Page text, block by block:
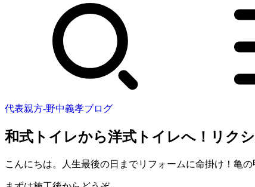
代表親方-野中義孝ブログ
和式トイレから洋式トイレへ！リク
こんにちは。人生最後の日までリフォームに命掛け！亀